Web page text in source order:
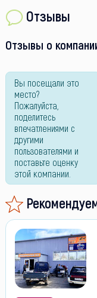
Отзывы
Отзывы о
Вы посещали это
место?
Пожалуйста,
поделитесь
впечатлениями с
другими
пользователями и
поставьте оценку
этой компании.